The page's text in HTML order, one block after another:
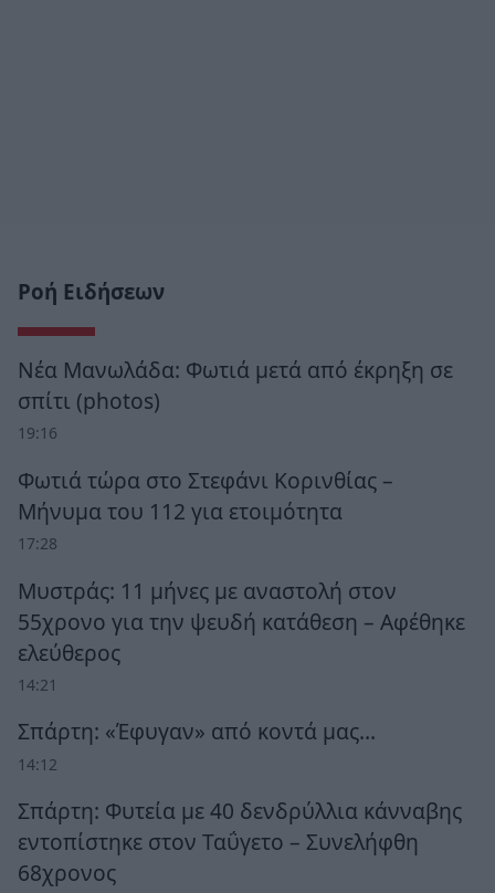
Ροή Ειδήσεων
Νέα Μανωλάδα: Φωτιά μετά από έκρηξη σε
σπίτι (photos)
19:16
Φωτιά τώρα στο Στεφάνι Κορινθίας –
Μήνυμα του 112 για ετοιμότητα
17:28
Μυστράς: 11 μήνες με αναστολή στον
55χρονο για την ψευδή κατάθεση – Αφέθηκε
ελεύθερος
14:21
Σπάρτη: «Έφυγαν» από κοντά μας…
14:12
Σπάρτη: Φυτεία με 40 δενδρύλλια κάνναβης
εντοπίστηκε στον Ταΰγετο – Συνελήφθη
68χρονος